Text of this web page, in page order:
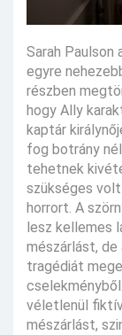
Sarah Paulson
egyre
részben
hogy Ally
kaptár
fog botrány
tehetnek
szükséges
horrort. A
lesz kellemes
mészárlást,
tragédiát
véletlenül
mészárlást,